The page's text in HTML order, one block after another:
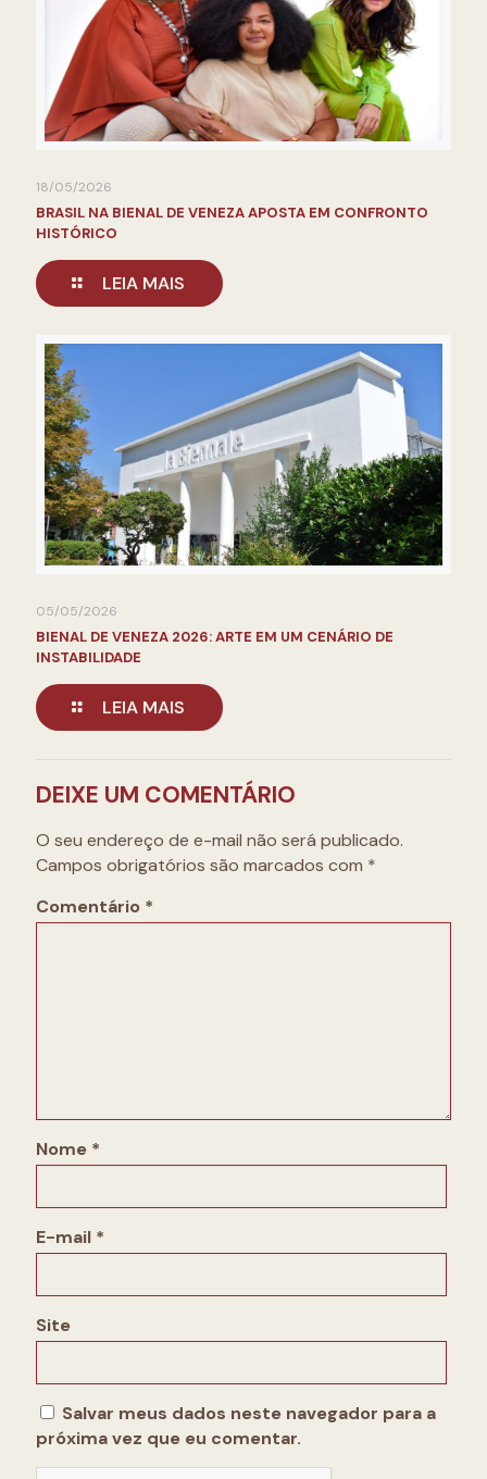
18/05/2026
BRASIL NA BIENAL DE VENEZA APOSTA EM CONFRONTO
HISTÓRICO
LEIA MAIS
05/05/2026
BIENAL DE VENEZA 2026: ARTE EM UM CENÁRIO DE
INSTABILIDADE
LEIA MAIS
DEIXE UM COMENTÁRIO
O seu endereço de e-mail não será publicado.
Campos obrigatórios são marcados com *
Comentário *
Nome *
E-mail *
Site
Salvar meus dados neste navegador para a
próxima vez que eu comentar.